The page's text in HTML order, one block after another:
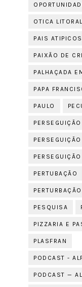
OTICA LITORAL
PAIS
PAIXÃO DE
PALHAÇADA
PAPA
PAULO
PERTUBAÇÃO
PESQUISA
PIZZARIA E
PLASFRAN
PODCAST -
PODCAST —